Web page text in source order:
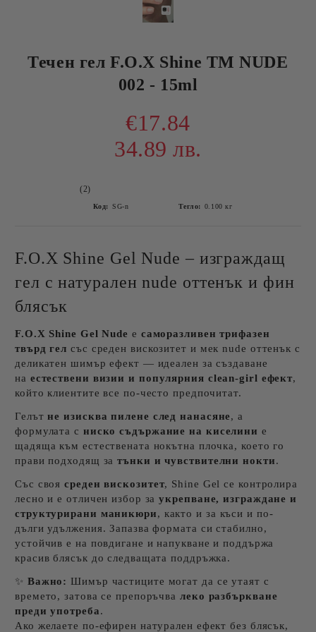
Течен гел F.O.X Shine TM NUDE
002 - 15ml
€17.84
34.89 лв.
(2)
Код: SG-n Тегло: 0.100 кг
F.O.X Shine Gel Nude – изграждащ
гел с натурален nude оттенък и фин
блясък
F.O.X Shine Gel Nude е саморазливен трифазен
твърд гел със среден вискозитет и мек nude оттенък с
деликатен шимър ефект — идеален за създаване
на естествени визии и популярния clean-girl ефект,
който клиентите все по-често предпочитат.
Гелътне изисква пилене след нанасяне, а
формулата с ниско съдържание на киселини е
щадяща към естествената нокътна плочка, което го
прави подходящ затънки и чувствителни нокти.
Със своясреден вискозитет, Shine Gel се контролира
лесно и е отличен избор заукрепване, изграждане и
структурирани маникюри, както и за къси и по-
дълги удължения. Запазва формата си стабилно,
устойчив е на повдигане и напукване и поддържа
красив блясък до следващата поддръжка.
✨ Важно: Шимър частиците могат да се утаят с
времето, затова се препоръчва леко разбъркване
преди употреба.
Ако желаете по-ефирен натурален ефект без блясък,